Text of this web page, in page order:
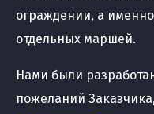
ограждении, а
отдельных маршей.
Нами были
пожеланий